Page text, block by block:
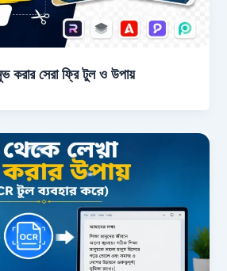
করার সেরা ফ্রি টুল ও উপায়